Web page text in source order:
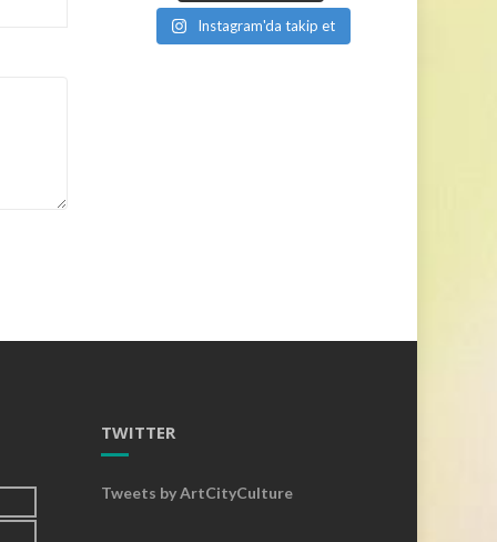
Instagram'da takip et
TWITTER
Tweets by ArtCityCulture